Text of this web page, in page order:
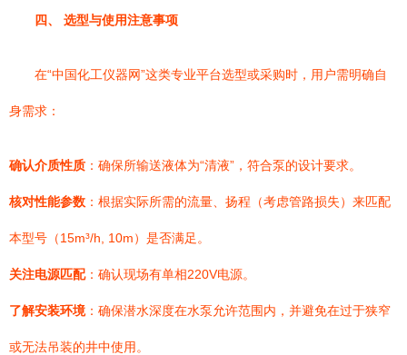
四、 选型与使用注意事项
在“中国化工仪器网”这类专业平台选型或采购时，用户需明确自
身需求：
确认介质性质 ：确保所输送液体为“清液”，符合泵的设计要求。
核对性能参数 ：根据实际所需的流量、扬程（考虑管路损失）来匹配
本型号（15m³/h, 10m）是否满足。
关注电源匹配：确认现场有单相220V电源。
了解安装环境：确保潜水深度在水泵允许范围内，并避免在过于狭窄
或无法吊装的井中使用。